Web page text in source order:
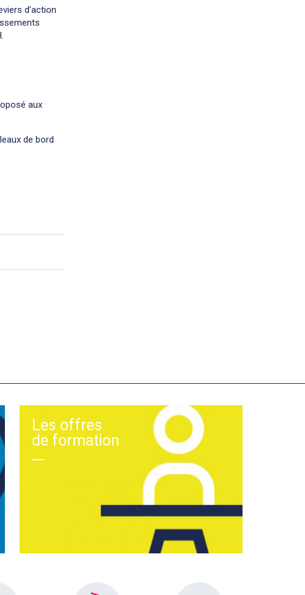
d’action
aux
de bord
Les offres
de formation